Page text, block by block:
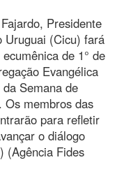
Presidente
Uruguai (Cicu) fará
de 1° de
Evangélica
Semana de
Os membros das
para refletir
o diálogo
(Agência Fides